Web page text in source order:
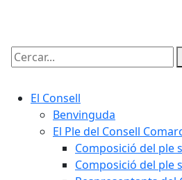
Cercar:
El Consell
Benvinguda
El Ple del Consell
Composició del ple
Composició del ple